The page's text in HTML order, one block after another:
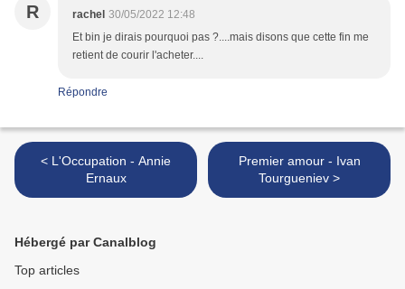
R rachel 30/05/2022 12:48
Et bin je dirais pourquoi pas ?....mais disons que cette fin me
retient de courir l'acheter....
Répondre
< L'Occupation - Annie
Ernaux
Premier amour - Ivan
Tourgueniev >
Hébergé par Canalblog
Top articles